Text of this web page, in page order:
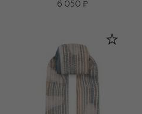
6 050 ₽